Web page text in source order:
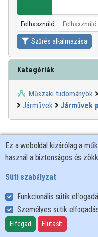
Intézmények
Közreműködők
Felhasználó Felhasználó
Szűrés alkalmazása
Kategóriák
Műszaki tudományok
Járművek
Járművek
Felhasználói szabályzat
Adatkezelési tájékoztató
Süti szabályzat
Ez a weboldal kizárólag a
használ a biztonságos és
Süti szabályzat
Funkcionális sütik
Személyes sütik
Elfogad Elutasít